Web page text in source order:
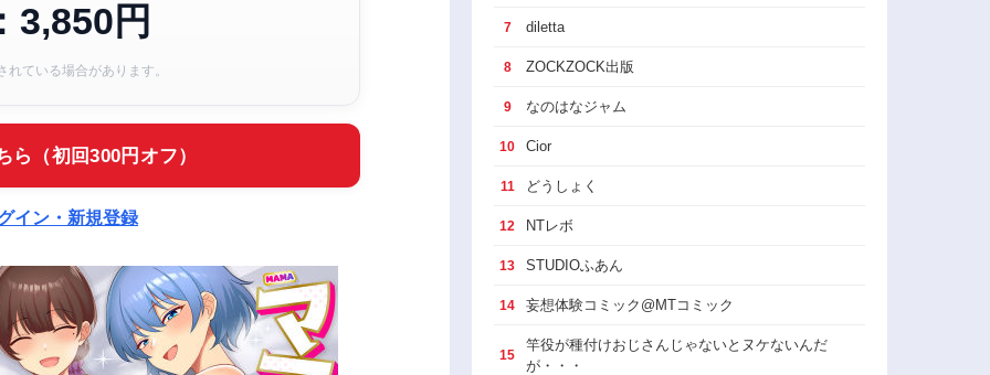
3,850円
ている場合があります。
ら（初回300円オフ）
イン・新規登録
7 diletta
8 ZOCKZOCK出版
9 なのはなジャム
10 Cior
11 どうしょく
12 NTレボ
13 STUDIOふあん
14 妄想体験コミック@MTコミック
15
竿役が種付けおじさんじゃないとヌケないんだ
が・・・